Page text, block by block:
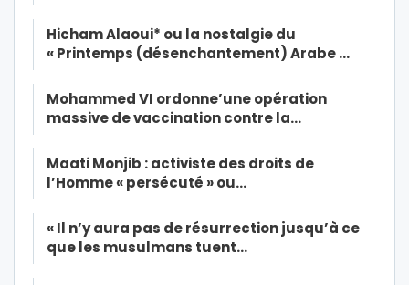
Hicham Alaoui* ou la nostalgie du
« Printemps (désenchantement) Arabe …
Mohammed VI ordonne’une opération
massive de vaccination contre la…
Maati Monjib : activiste des droits de
l’Homme « persécuté » ou…
« Il n’y aura pas de résurrection jusqu’à ce
que les musulmans tuent…